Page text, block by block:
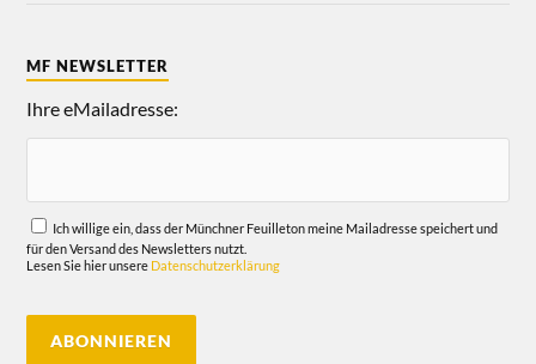
MF NEWSLETTER
Ihre eMailadresse:
Ich willige ein, dass der Münchner Feuilleton meine Mailadresse speichert und
für den Versand des Newsletters nutzt.
Lesen Sie hier unsere Datenschutzerklärung